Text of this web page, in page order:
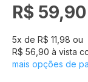
imagens
de
imagens
R$ 59,90
5x de R$ 11,98 ou
R$ 56,90 à vista
mais opções de